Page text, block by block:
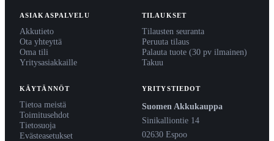
ASIAKASPALVELU
Akkutieto
Ota yhteyttä
Oma tili
Yritysasiakkaille
TILAUKSET
Tilausten seuranta
Peruuta tilaus
Palauta tuote (30 pv ilmainen)
Takuu
KÄYTÄNNÖT
Tietoa meistä
Toimitusehdot
Tietosuoja
Evästeasetukset
YRITYSTIEDOT
Suomen Akkukauppa
Sinikalliontie 14
02630 Espoo